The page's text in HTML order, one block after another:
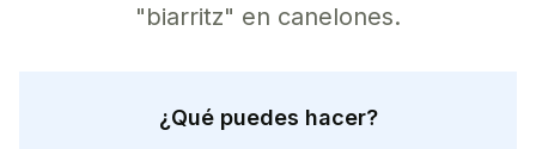
"biarritz" en canelones.
¿Qué puedes hacer?